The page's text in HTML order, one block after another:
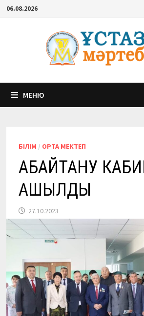
Перейти
содержимому
06.08.2026
МЕНЮ
БІЛІМ / ОРТА МЕКТЕП
АБАЙТАНУ
АШЫЛДЫ
27.10.2023